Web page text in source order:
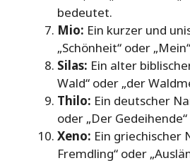
bedeutet.
Mio: Ein kurzer und
„Schönheit“ oder
Silas: Ein alter
Wald“ oder „der
Thilo: Ein deutscher
oder „Der
Xeno: Ein griechischer
Fremdling“ oder